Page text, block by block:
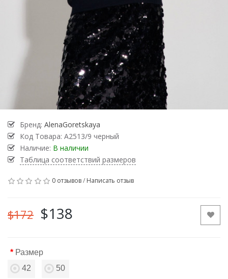
Бренд: AlenaGoretskaya
Код Товара: А2513/9 черный
Наличие: В наличии
Таблица соответствий размеров
0 отзывов/ Написать отзыв
$172 $138
Размер
42
50